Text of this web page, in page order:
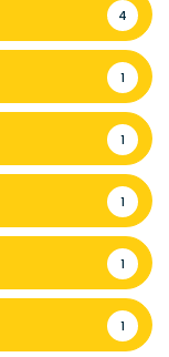
4
1
1
1
1
1